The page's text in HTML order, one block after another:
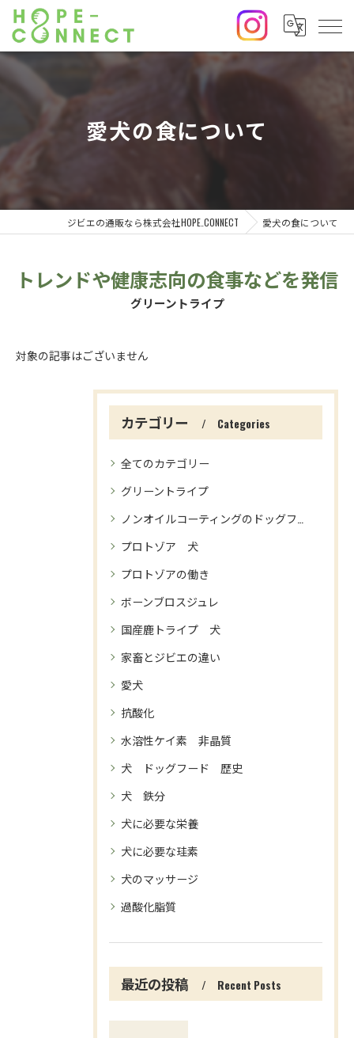
愛犬の食について
ジビエの通販なら株式会社HOPE₋CONNECT 愛犬の食について
トレンドや健康志向の食事などを発信
グリーントライプ
対象の記事はございません
カテゴリー Categories
全てのカテゴリー
グリーントライプ
ノンオイルコーティングのドッグフード
プロトゾア 犬
プロトゾアの働き
ボーンブロスジュレ
国産鹿トライプ 犬
家畜とジビエの違い
愛犬
抗酸化
水溶性ケイ素 非晶質
犬 ドッグフード 歴史
犬 鉄分
犬に必要な栄養
犬に必要な珪素
犬のマッサージ
過酸化脂質
最近の投稿 Recent Posts